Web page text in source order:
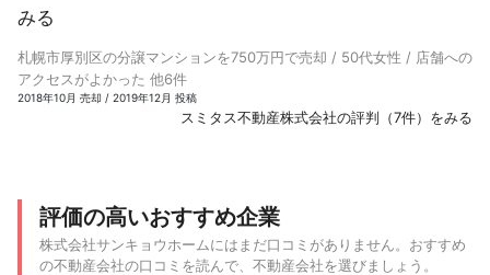
みる
札幌市厚別区の分譲マンションを750万円で売却 / 50代女性 / 店舗への
アクセスがよかった 他6件
2018年10月 売却 / 2019年12月 投稿
スミタス不動産株式会社の評判（7件）をみる
評価の高いおすすめ企業
株式会社サンキョウホームにはまだ口コミがありません。おすすめ
の不動産会社の口コミを読んで、不動産会社を選びましょう。